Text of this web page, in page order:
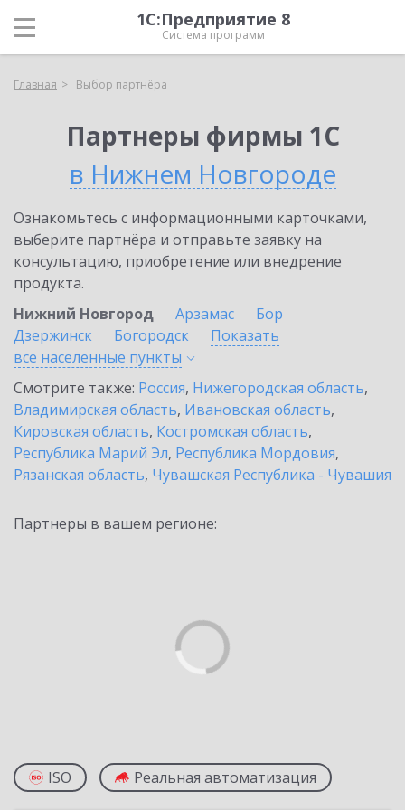
1С:Предприятие 8
Система программ
Главная Выбор партнёра
Партнеры фирмы 1С
в Нижнем Новгороде
Ознакомьтесь с информационными карточками,
выберите партнёра и отправьте заявку на
консультацию, приобретение или внедрение
продукта.
Нижний Новгород
Арзамас
Бор
Дзержинск
Богородск
Показать
все населенные пункты
Смотрите также: Россия, Нижегородская область,
Владимирская область, Ивановская область,
Кировская область, Костромская область,
Республика Марий Эл, Республика Мордовия,
Рязанская область, Чувашская Республика - Чувашия
Партнеры в вашем регионе:
ISO Реальная автоматизация